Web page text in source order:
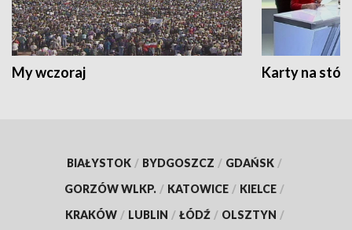
My wczoraj Karty na
BIAŁYSTOK / BYDGOSZCZ / GDAŃSK /
GORZÓW WLKP. / KATOWICE / KIELCE /
KRAKÓW / LUBLIN / ŁÓDŹ / OLSZTYN /